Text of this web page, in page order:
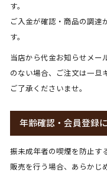
す。
ご入金が確認・商品の調達
す。
当店から代金お知らせメー
のない場合、ご注文は一旦
ご了承くださいませ。
年齢確認・会員登録
振未成年者の喫煙を防止す
販売を行う場合、あらかじ